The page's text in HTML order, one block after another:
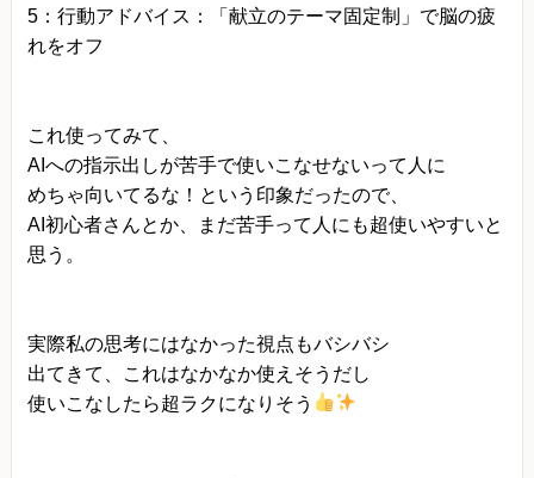
5：行動アドバイス：「献立のテーマ固定制」で脳の疲
れをオフ
これ使ってみて、
AIへの指示出しが苦手で使いこなせないって人に
めちゃ向いてるな！という印象だったので、
AI初心者さんとか、まだ苦手って人にも超使いやすいと
思う。
実際私の思考にはなかった視点もバシバシ
出てきて、これはなかなか使えそうだし
使いこなしたら超ラクになりそう